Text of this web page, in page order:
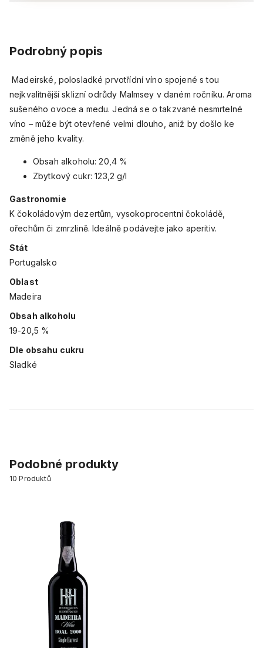
Podrobný popis
Madeirské, polosladké prvotřídní víno spojené s tou
nejkvalitnější sklizní odrůdy Malmsey v daném ročníku. Aroma
sušeného ovoce a medu. Jedná se o takzvané nesmrtelné
víno – může být otevřené velmi dlouho, aniž by došlo ke
změně jeho kvality.
Obsah alkoholu: 20,4 %
Zbytkový cukr:123,2 g/l
Gastronomie
K čokoládovým dezertům, vysokoprocentní čokoládě,
ořechům či zmrzlině. Ideálně podávejte jako aperitiv.
Stát
Portugalsko
Oblast
Madeira
Obsah alkoholu
19-20,5 %
Dle obsahu cukru
Sladké
Podobné produkty
10 Produktů